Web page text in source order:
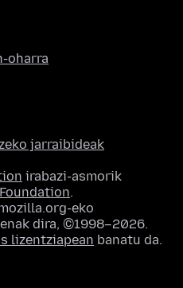
oharra
jarraibideak
irabazi-asmorik
.
eko
dira, ©1998–2026.
lizentziapean banatu da.